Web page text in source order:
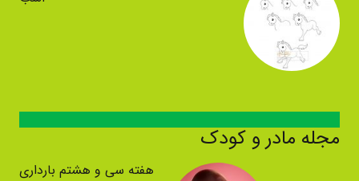
مجله مادر و کودک
هفته سی و هشتم بارداری